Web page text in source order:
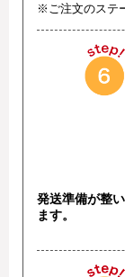
※ご注文のステ
発送準備が整
ます。